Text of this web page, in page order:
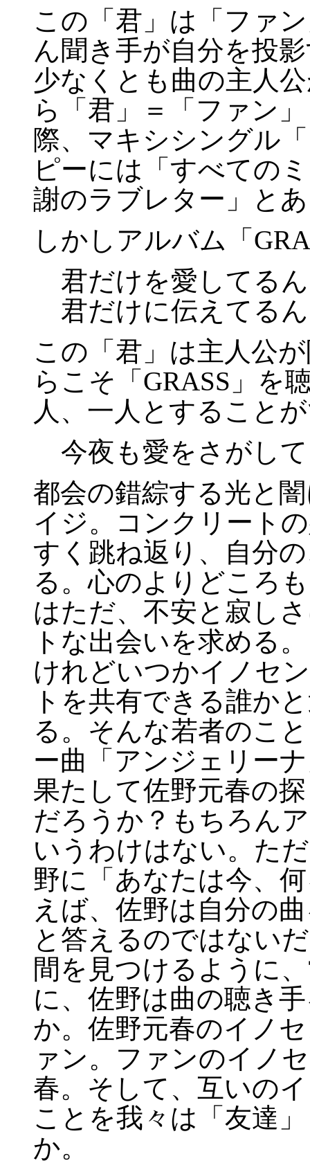
この「君」は「ファ
ん聞き手が自分を投
少なくとも曲の主人
ら「君」＝「ファン
際、マキシシングル
ピーには「すべての
謝のラブレター」と
しかしアルバム「
君だけを愛してる
君だけに伝えてる
この「君」は主人公
らこそ「GRASS」を
人、一人とすること
今夜も愛をさがし
都会の錯綜する光と
イジ。コンクリート
すく跳ね返り、自分
る。心のよりどころ
はただ、不安と寂し
トな出会いを求める。
けれどいつかイノセ
トを共有できる誰か
る。そんな若者のこ
ー曲「アンジェリー
果たして佐野元春の
だろうか？もちろん
いうわけはない。た
野に「あなたは今、
えば、佐野は自分の
と答えるのではない
間を見つけるように
に、佐野は曲の聴き
か。佐野元春のイノ
ァン。ファンのイノ
春。そして、互いの
ことを我々は「友達
か。